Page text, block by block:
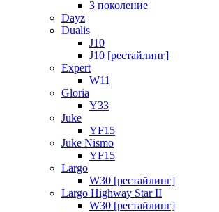
3 поколение
Dayz
Dualis
J10
J10 [рестайлинг]
Expert
W11
Gloria
Y33
Juke
YF15
Juke Nismo
YF15
Largo
W30 [рестайлинг]
Largo Highway Star II
W30 [рестайлинг]